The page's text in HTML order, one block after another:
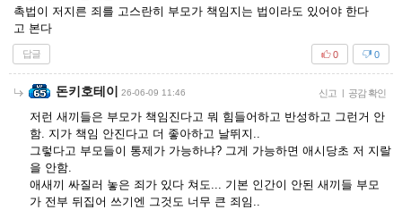
촉법이 저지른 죄를 고스란히 부모가 책임지는 법이라도 있어야 한다
고 본다
답글 0
0
돈키호테이 26-06-09 11:46 신고 | 공감 확인
저런 새끼들은 부모가 책임진다고 뭐 힘들어하고 반성하고 그런거 안
함. 지가 책임 안진다고 더 좋아하고 날뛰지..
그렇다고 부모들이 통제가 가능하냐? 그게 가능하면 애시당초 저 지랄
을 안함.
애새끼 싸질러 놓은 죄가 있다 쳐도... 기본 인간이 안된 새끼들 부모
가 전부 뒤집어 쓰기엔 그것도 너무 큰 죄임..